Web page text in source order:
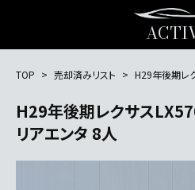
TOP 売却済みリスト H29年後期レ
H29年後期レクサス
リアエンタ 8人